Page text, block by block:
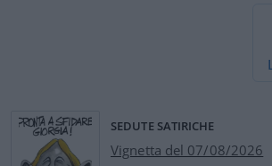
SEDUTE SATIRICHE
Vignetta del 07/08/2026